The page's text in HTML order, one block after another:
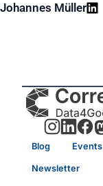
Johannes Müller
Blog Events
Newsletter